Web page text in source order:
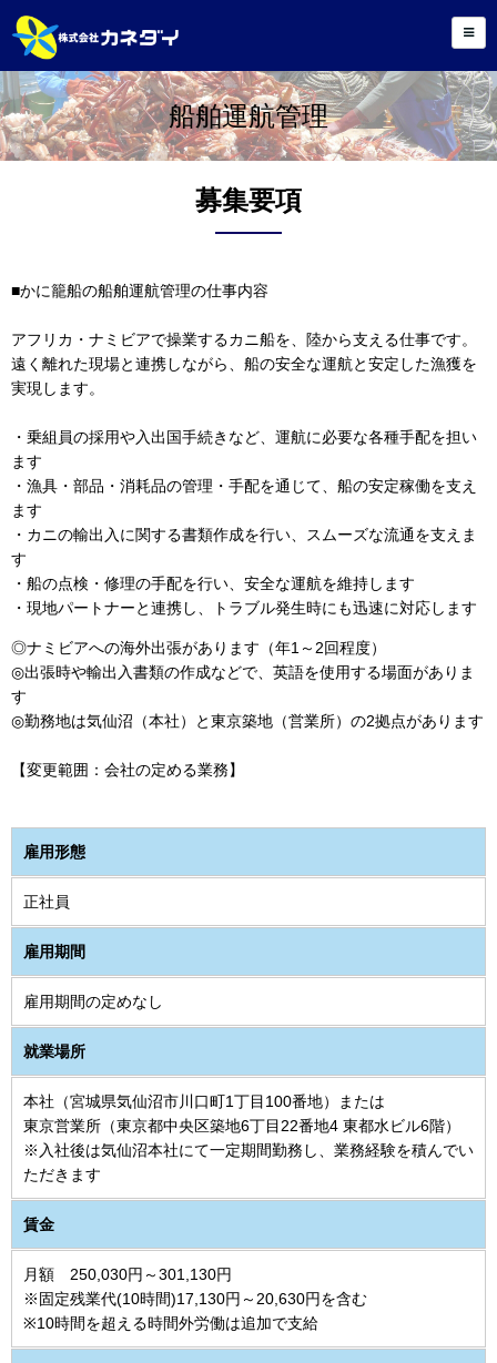
船舶運航管理
募集要項
■かに籠船の船舶運航管理の仕事内容
アフリカ・ナミビアで操業するカニ船を、陸から支える仕事です。
遠く離れた現場と連携しながら、船の安全な運航と安定した漁獲を
実現します。
・乗組員の採用や入出国手続きなど、運航に必要な各種手配を担い
ます
・漁具・部品・消耗品の管理・手配を通じて、船の安定稼働を支え
ます
・カニの輸出入に関する書類作成を行い、スムーズな流通を支えま
す
・船の点検・修理の手配を行い、安全な運航を維持します
・現地パートナーと連携し、トラブル発生時にも迅速に対応します
◎ナミビアへの海外出張があります（年1～2回程度）
◎出張時や輸出入書類の作成などで、英語を使用する場面がありま
す
◎勤務地は気仙沼（本社）と東京築地（営業所）の2拠点があります
【変更範囲：会社の定める業務】
雇用形態
正社員
雇用期間
雇用期間の定めなし
就業場所
本社（宮城県気仙沼市川口町1丁目100番地）または
東京営業所（東京都中央区築地6丁目22番地4 東都水ビル6階）
※入社後は気仙沼本社にて一定期間勤務し、業務経験を積んでい
ただきます
賃金
月額 250,030円～301,130円
※固定残業代(10時間)17,130円～20,630円を含む
※10時間を超える時間外労働は追加で支給